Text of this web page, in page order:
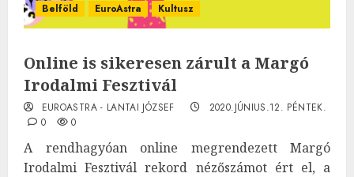
Belföld EuroAstra Kultusz
Online is sikeresen zárult a Margó
Irodalmi Fesztivál
EUROASTRA - LANTAI JÓZSEF
2020.JÚNIUS.12. PÉNTEK.
0
0
A rendhagyóan online megrendezett Margó
Irodalmi Fesztivál rekord nézőszámot ért el, a